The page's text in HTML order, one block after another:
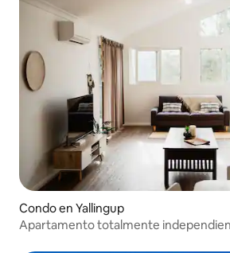
Condo en Yallingup
Apartamento totalmente